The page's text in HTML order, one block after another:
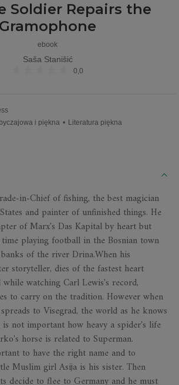
Soldier Repairs the
Gramophone
ebook
Saša Stanišić
0,0
i piękna • Literatura piękna
in-Chief of fishing, the best magician
and painter of unfinished things. He
of Marx's Das Kapital by heart but
playing football in the Bosnian town
of the river Drina.When his
storyteller, dies of the fastest heart
watching Carl Lewis's record,
to carry on the tradition. However when
to Visegrad, the world as he knows
not important how heavy a spider's life
horse is related to Superman.
to have the right name and to
Muslim girl Asija is his sister. Then
decide to flee to Germany and he must